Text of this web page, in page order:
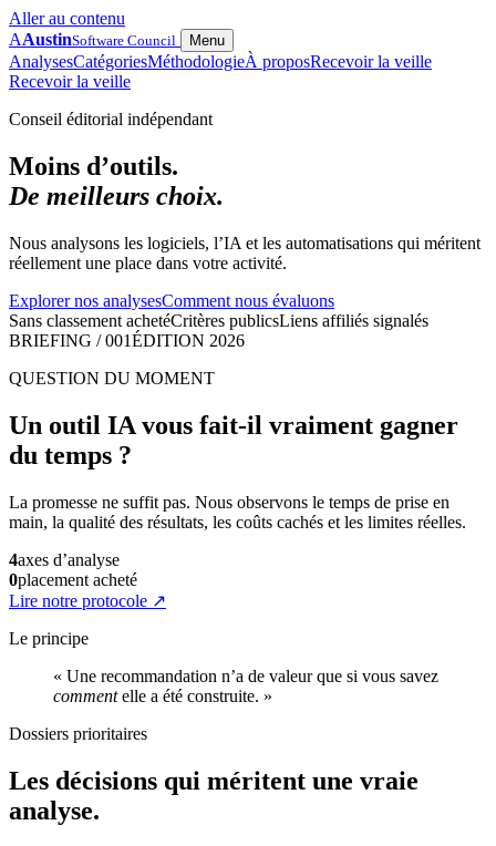
Aller au contenu
AAustinSoftware Council Menu
AnalysesCatégoriesMéthodologieÀ proposRecevoir la veille
Recevoir la veille
Conseil éditorial indépendant
Moins d’outils.
De meilleurs choix.
Nous analysons les logiciels, l’IA et les automatisations qui méritent
réellement une place dans votre activité.
Explorer nos analysesComment nous évaluons
Sans classement achetéCritères publicsLiens affiliés signalés
BRIEFING / 001ÉDITION 2026
QUESTION DU MOMENT
Un outil IA vous fait-il vraiment gagner
du temps ?
La promesse ne suffit pas. Nous observons le temps de prise en
main, la qualité des résultats, les coûts cachés et les limites réelles.
4axes d’analyse
0placement acheté
Lire notre protocole ↗
Le principe
« Une recommandation n’a de valeur que si vous savez
commentelle a été construite. »
Dossiers prioritaires
Les décisions qui méritent une vraie
analyse.